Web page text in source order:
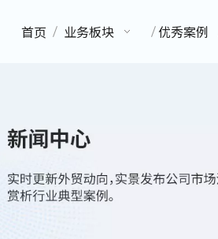
首页 业务板块 优秀案例